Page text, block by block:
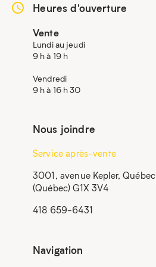
Heures d'ouverture
Vente
Lundi au jeudi
9 h à 19 h
Vendredi
9 h à 16 h 30
Nous joindre
Service après-vente
3001, avenue Kepler, Québec
(Québec) G1X 3V4
418 659-6431
Navigation